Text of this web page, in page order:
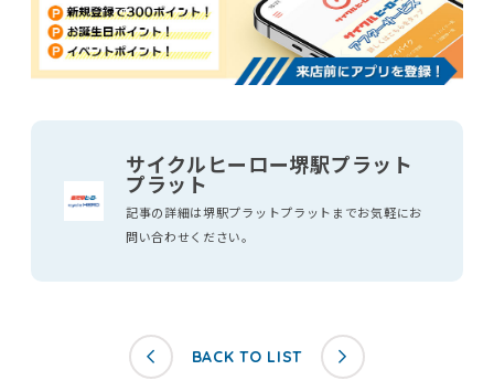
サイクルヒーロー堺駅プラット
プラット
記事の詳細は堺駅プラットプラットまでお気軽にお
問い合わせください。
BACK TO LIST